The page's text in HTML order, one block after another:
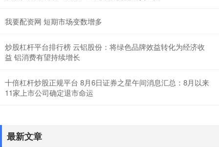
我要配资网 短期市场变数增多
炒股杠杆平台排行榜 云铝股份：将绿色品牌效益转化为经济收
益 铝消费有望持续增长
十倍杠杆炒股正规平台 8月6日证券之星午间消息汇总：8月以来
11家上市公司确定退市命运
最新文章